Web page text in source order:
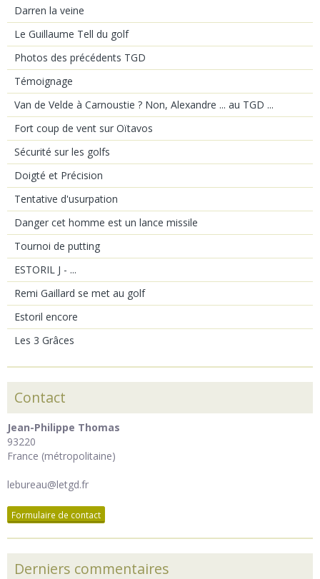
Darren la veine
Le Guillaume Tell du golf
Photos des précédents TGD
Témoignage
Van de Velde à Carnoustie ? Non, Alexandre ... au TGD ...
Fort coup de vent sur Oïtavos
Sécurité sur les golfs
Doigté et Précision
Tentative d'usurpation
Danger cet homme est un lance missile
Tournoi de putting
ESTORIL J - ...
Remi Gaillard se met au golf
Estoril encore
Les 3 Grâces
Contact
Jean-Philippe Thomas
93220
France (métropolitaine)
lebureau@letgd.fr
Formulaire de contact
Derniers commentaires